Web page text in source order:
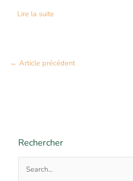
Lire la suite
← Article précédent
Rechercher